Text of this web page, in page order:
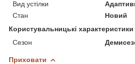
Вид устілки
Стан
Новий
Користувальницькі характеристики
Сезон
Приховати